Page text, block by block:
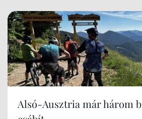
Alsó-Ausztria már három